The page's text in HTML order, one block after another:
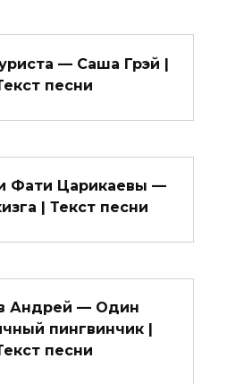
— Саша Грэй |
песни
Фати Царикаевы —
| Текст песни
Андрей — Один
пингвинчик |
песни